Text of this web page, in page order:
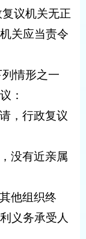
议机关无正
关应当责令
情形之一
：
，行政复议
没有近亲属
他组织终
义务承受人